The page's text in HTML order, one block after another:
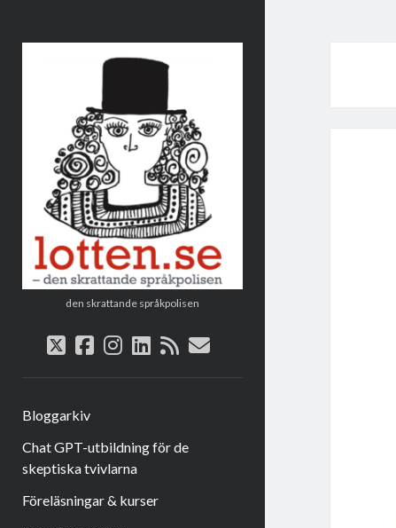
den skrattande språkpolisen
twitter
facebook
instagram
linkedin
rsse-
Bloggarkiv
Chat GPT-utbildning för de
skeptiska tvivlarna
Föreläsningar & kurser